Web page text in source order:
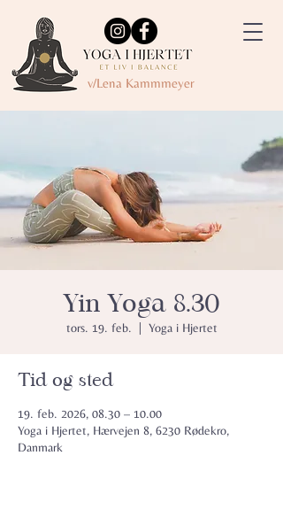
v/Lena Kammmeyer
Yin Yoga 8.30
tors. 19. feb. Yoga i Hjertet
Tid og sted
19. feb. 2026, 08.30 – 10.00
Yoga i Hjertet, Hærvejen 8, 6230 Rødekro,
Danmark